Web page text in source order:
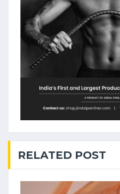
RELATED POST